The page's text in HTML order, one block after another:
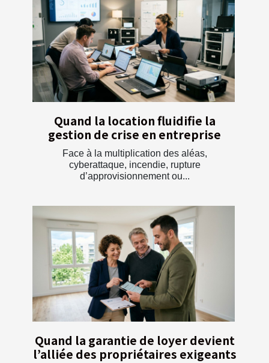
Quand la location fluidifie la
gestion de crise en entreprise
Face à la multiplication des aléas,
cyberattaque, incendie, rupture
d’approvisionnement ou...
Quand la garantie de loyer devient
l’alliée des propriétaires exigeants